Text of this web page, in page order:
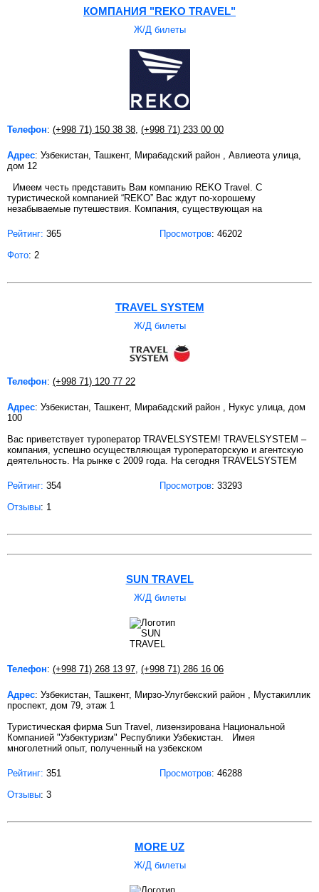
КОМПАНИЯ "REKO TRAVEL"
Ж/Д билеты
Телефон: (+998 71) 150 38 38, (+998 71) 233 00 00
Адрес: Узбекистан, Ташкент, Мирабадский район , Авлиеота улица,
дом 12
Имеем честь представить Вам компанию REKO Travel. C
туристической компанией “REKO” Вас ждут по-хорошему
незабываемые путешествия. Компания, существующая на
Рейтинг: 365 Просмотров: 46202
Фото: 2
TRAVEL SYSTEM
Ж/Д билеты
Телефон: (+998 71) 120 77 22
Адрес: Узбекистан, Ташкент, Мирабадский район , Нукус улица, дом
100
Вас приветствует туроператор TRAVELSYSTEM! TRAVELSYSTEM –
компания, успешно осуществляющая туроператорскую и агентскую
деятельность. На рынке с 2009 года. На сегодня TRAVELSYSTEM
Рейтинг: 354 Просмотров: 33293
Отзывы: 1
SUN TRAVEL
Ж/Д билеты
Телефон: (+998 71) 268 13 97 (+998 71) 286 16 06
Адрес: Узбекистан, Ташкент, Мирзо-Улугбекский район , Мустакиллик
проспект, дом 79, этаж 1
Туристическая фирма Sun Travel, лизензирована Национальной
Компанией "Узбектуризм" Республики Узбекистан. Имея
многолетний опыт, полученный на узбекском
Рейтинг: 351 Просмотров: 46288
Отзывы: 3
MORE UZ
Ж/Д билеты